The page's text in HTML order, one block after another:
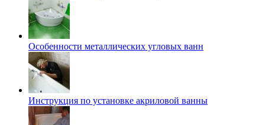
Особенности металлических угловых ванн
Инструкция по установке акриловой ванны